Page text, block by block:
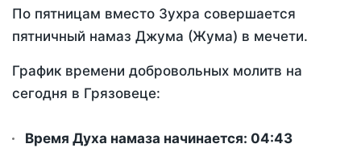
По пятницам вместо Зухра совершается
пятничный намаз Джума (Жума) в мечети.
График времени добровольных молитв на
сегодня в Грязовеце:
Время Духа намаза начинается: 04:43